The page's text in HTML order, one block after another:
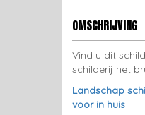
OMSCHRIJVING
Vind u dit
schilderij het
Landschap
voor in huis